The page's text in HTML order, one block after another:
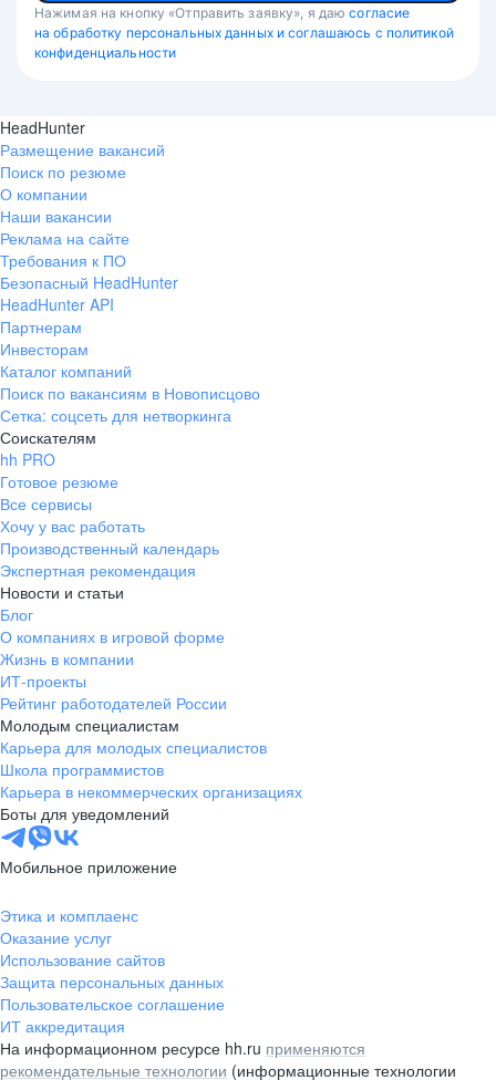
Нажимая на кнопку «Отправить заявку», я даю согласие
на обработку персональных данных и соглашаюсь с политикой
конфиденциальности
HeadHunter
Размещение вакансий
Поиск по резюме
О компании
Наши вакансии
Реклама на сайте
Требования к ПО
Безопасный HeadHunter
HeadHunter API
Партнерам
Инвесторам
Каталог компаний
Поиск по вакансиям в Новописцово
Сетка: соцсеть для нетворкинга
Соискателям
hh PRO
Готовое резюме
Все сервисы
Хочу у вас работать
Производственный календарь
Экспертная рекомендация
Новости и статьи
Блог
О компаниях в игровой форме
Жизнь в компании
ИТ-проекты
Рейтинг работодателей России
Молодым специалистам
Карьера для молодых специалистов
Школа программистов
Карьера в некоммерческих организациях
Боты для уведомлений
Мобильное приложение
Этика и комплаенс
Оказание услуг
Использование сайтов
Защита персональных данных
Пользовательское соглашение
ИТ аккредитация
На информационном ресурсе hh.ru применяются
рекомендательные технологии (информационные технологии